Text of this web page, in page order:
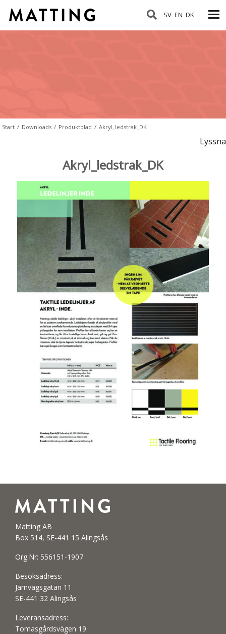
SV EN DK
Start / Downloads / Produktblad / Akryl_ledstrak_DK
Lyssna
Akryl_ledstrak_DK
Matting AB
Box 514, SE-441 15 Alingsås
Org.Nr: 556151-1907
Besöksadress:
Järnvägsgatan 11
SE-441 32 Alingsås
Leveransadress:
Tomasgårdsvägen 19